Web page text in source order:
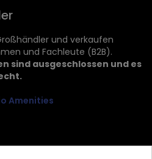
und verkaufen
und Fachleute (B2B).
sind ausgeschlossen und es
Amenities